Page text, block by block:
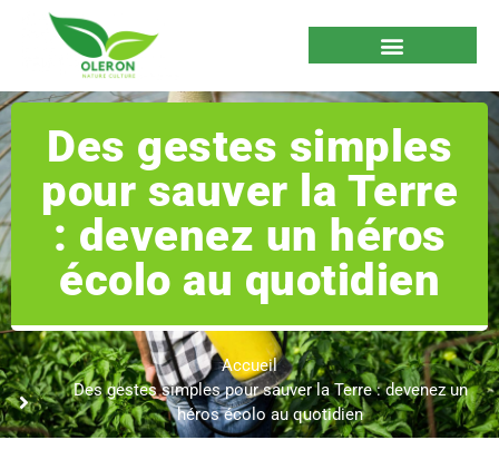
Des gestes simples
pour sauver la Terre
: devenez un héros
écolo au quotidien
Accueil
Des gestes simples pour sauver la Terre : devenez un
héros écolo au quotidien